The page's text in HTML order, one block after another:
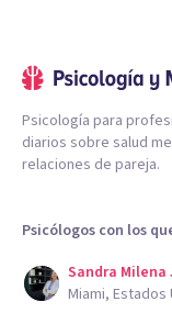
Psicología para
diarios sobre salud
relaciones de pareja.
Psicólogos con los
Sandra Milena
Miami, Estados